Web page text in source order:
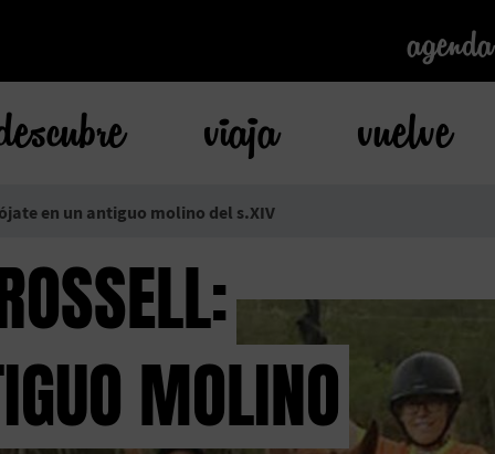
agenda
agenda
viaja vuelve
en un antiguo molino del s.XIV
MOLINO